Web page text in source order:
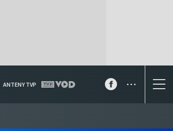
ANTENY TVP ...